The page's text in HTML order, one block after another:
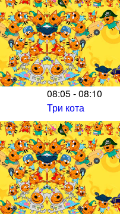
08:05 - 08:10
Три кота